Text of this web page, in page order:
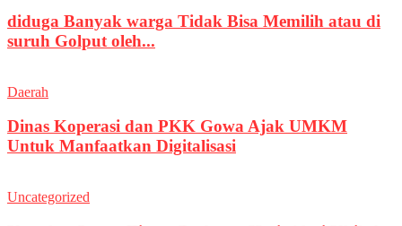
diduga Banyak warga Tidak Bisa Memilih atau di
suruh Golput oleh...
Daerah
Dinas Koperasi dan PKK Gowa Ajak UMKM
Untuk Manfaatkan Digitalisasi
Uncategorized